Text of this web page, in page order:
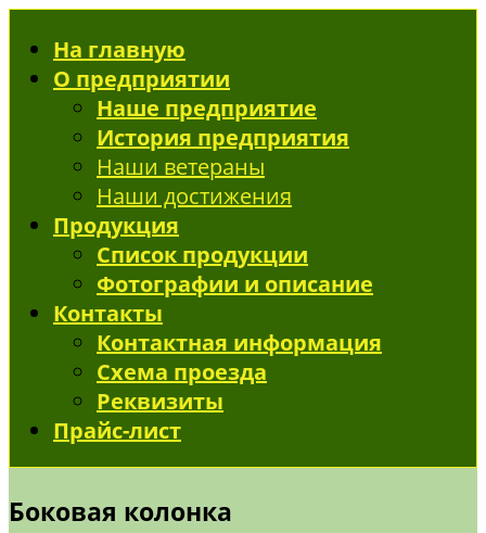
На главную
О предприятии
Наше предприятие
История предприятия
Наши ветераны
Наши достижения
Продукция
Список продукции
Фотографии и описание
Контакты
Контактная информация
Схема проезда
Реквизиты
Прайс-лист
Боковая колонка